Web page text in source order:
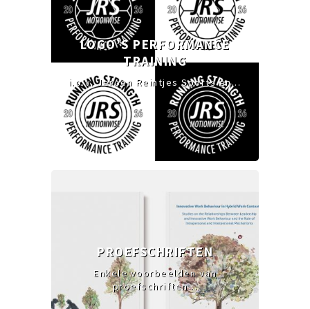
LOGO’S PERFORMANCE
TRAINING
i.o.v. Jeroen Reintjes Sports en...
PROEFSCHRIFTEN
Enkele voorbeelden van
proefschriften...